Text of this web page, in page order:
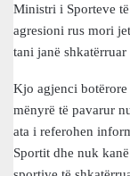
Ministri i Sporteve
agresioni rus mori
tani janë
Kjo agjenci
mënyrë të pavarur
ata i referohen
Sportit dhe nuk